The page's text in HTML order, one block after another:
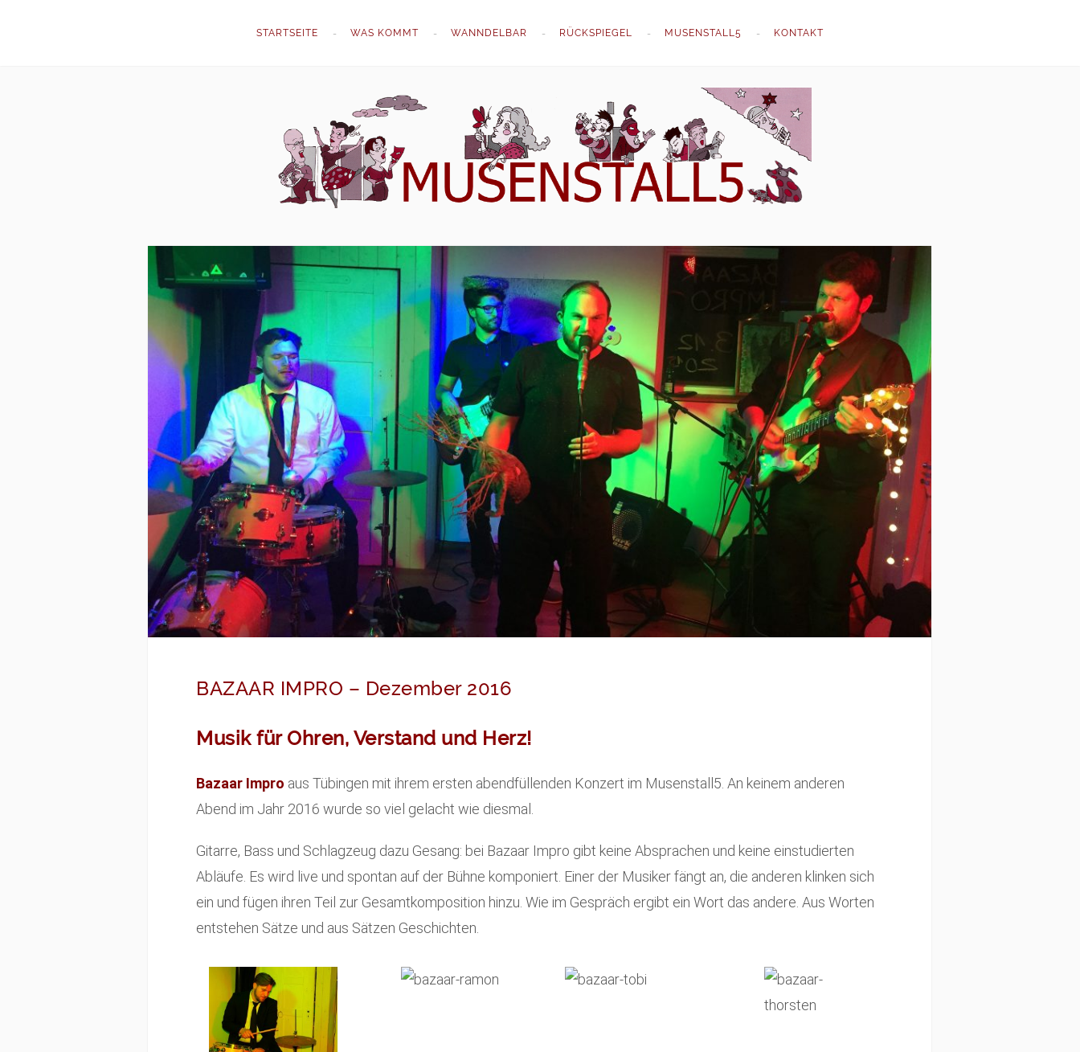
STARTSEITE WAS KOMMT WANNDELBAR RÜCKSPIEGEL MUSENSTALL5 KONTAKT
BAZAAR IMPRO – Dezember 2016
Musik für Ohren, Verstand und Herz!
Bazaar Impro aus Tübingen mit ihrem ersten abendfüllenden Konzert im Musenstall5. An keinem anderen
Abend im Jahr 2016 wurde so viel gelacht wie diesmal.
Gitarre, Bass und Schlagzeug dazu Gesang: bei Bazaar Impro gibt keine Absprachen und keine einstudierten
Abläufe. Es wird live und spontan auf der Bühne komponiert. Einer der Musiker fängt an, die anderen klinken sich
ein und fügen ihren Teil zur Gesamtkomposition hinzu. Wie im Gespräch ergibt ein Wort das andere. Aus Worten
entstehen Sätze und aus Sätzen Geschichten.